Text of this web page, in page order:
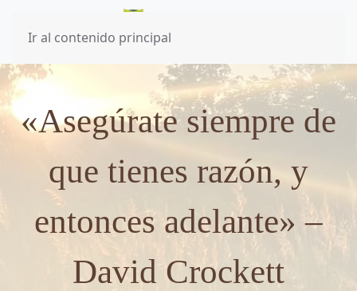
Ir al contenido principal
«Asegúrate siempre de
que tienes razón, y
entonces adelante» –
David Crockett